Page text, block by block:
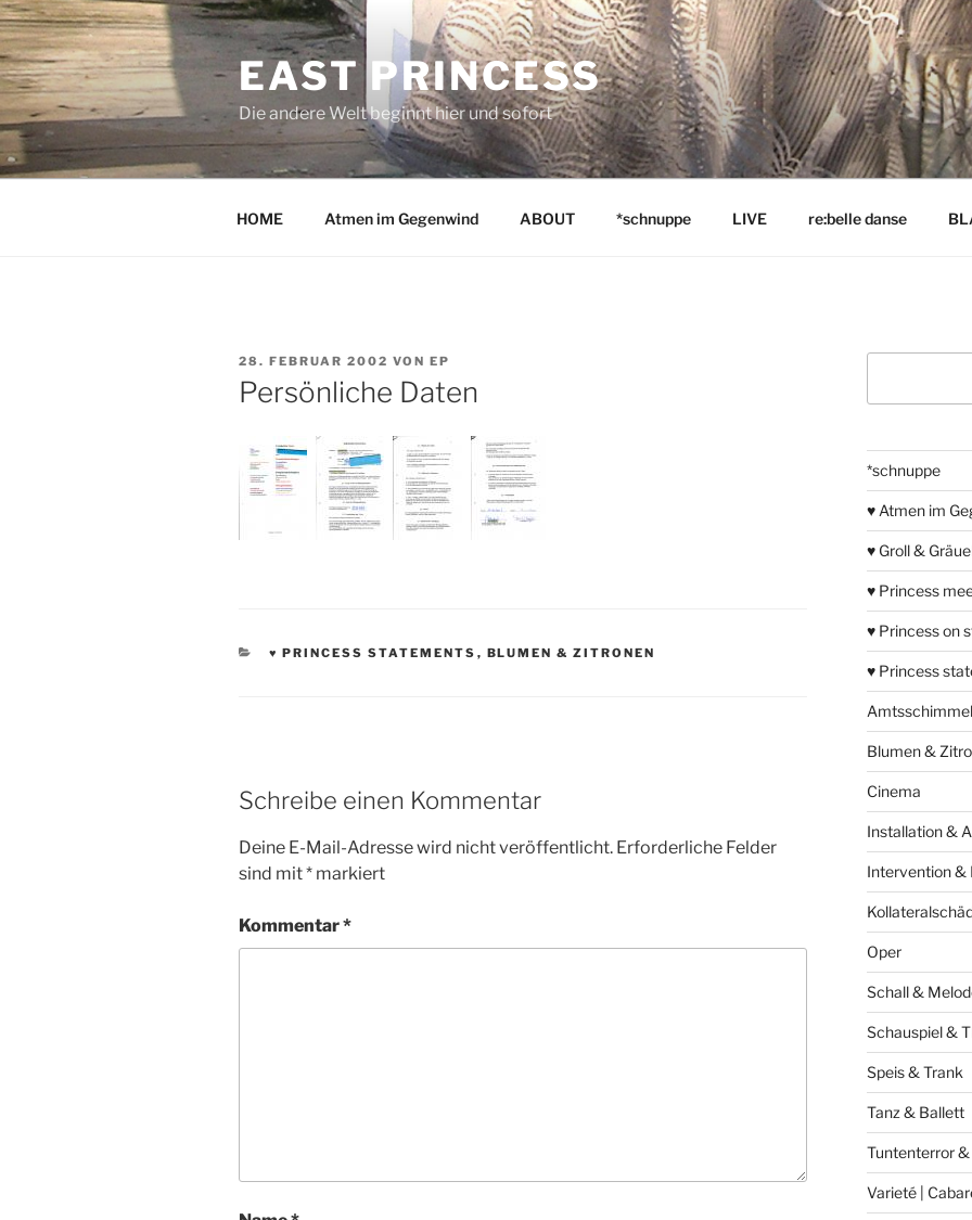
Zum
Inhalt
springen
EAST PRINCESS
Die andere Welt beginnt hier und sofort
HOME Atmen im Gegenwind ABOUT *schnuppe LIVE re:belle danse
VERÖFFENTLICHT
AM
28. FEBRUAR 2002 VON EP
Persönliche Daten
KATEGORIEN
♥ PRINCESS STATEMENTS , BLUMEN & ZITRONEN
Schreibe einen Kommentar
Deine E-Mail-Adresse wird nicht veröffentlicht. Erforderliche Felder
sind mit* markiert
Kommentar*
*schnuppe
♥ Atmen im
♥ Groll &
♥ Princess
♥ Princess on
♥ Princess
Amtsschimmel
Blumen &
Cinema
Installation &
Intervention &
Oper
Schall &
Schauspiel &
Speis & Trank
Tanz & Ballett
Tuntenterror &
Varieté |